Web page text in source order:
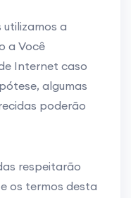
utilizamos a
a Você
Internet caso
algumas
poderão
respeitarão
os termos desta